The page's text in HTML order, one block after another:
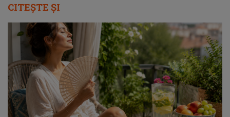
CITEȘTE ȘI